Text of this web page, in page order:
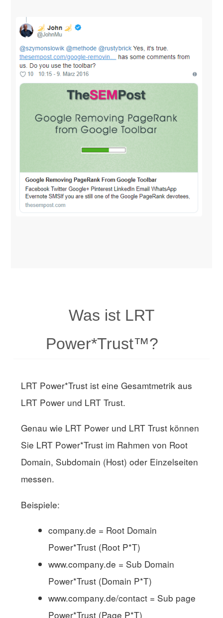
Was ist LRT
Power*Trust™?
LRT Power*Trust ist eine Gesamtmetrik aus
LRT Power und LRT Trust.
Genau wie LRT Power und LRT Trust können
Sie LRT Power*Trust im Rahmen von Root
Domain, Subdomain (Host) oder Einzelseiten
messen.
Beispiele:
company.de = Root Domain
Power*Trust (Root P*T)
www.company.de = Sub Domain
Power*Trust (Domain P*T)
www.company.de/contact = Sub page
Power*Trust (Page P*T)